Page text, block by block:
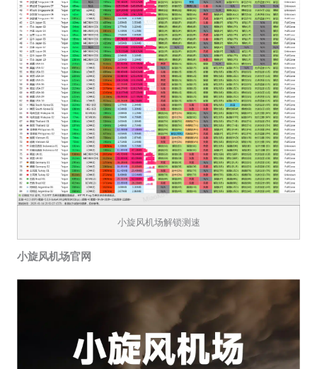
小旋风机场解锁测速
小旋风机场官网